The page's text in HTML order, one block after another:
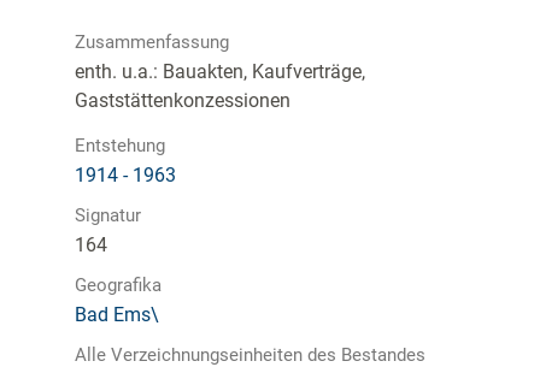
Zusammenfassung
enth. u.a.: Bauakten, Kaufverträge,
Gaststättenkonzessionen
Entstehung
1914 - 1963
Signatur
164
Geografika
Bad Ems\
Alle Verzeichnungseinheiten des Bestandes